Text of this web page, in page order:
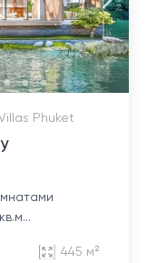
Phuket
445 м²